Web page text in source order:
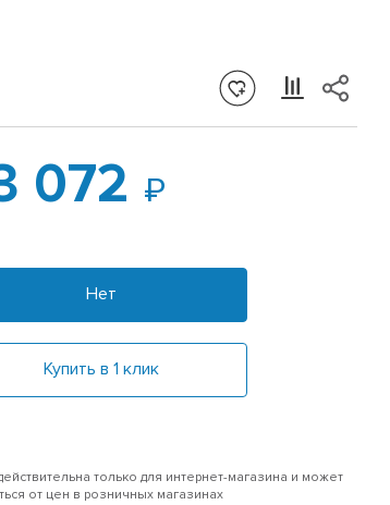
072
Нет
Купить в 1 клик
только для интернет-магазина и может
от цен в розничных магазинах